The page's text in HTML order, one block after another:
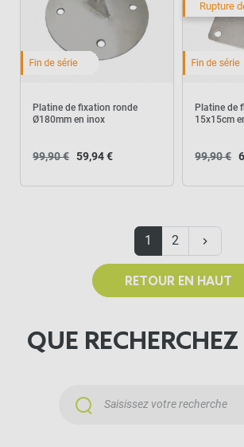
Platine de fixation ronde
Ø180mm en inox
99,90 € 59,94 €
Rupture
Platine de
15x15cm
99,90 €
1 2 keyboard_arrow_right
RETOUR EN HAUT
QUE